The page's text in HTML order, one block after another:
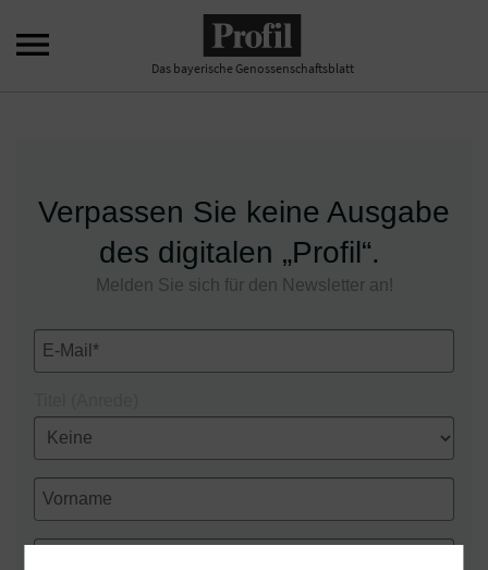

Das bayerische Genossenschaftsblatt
Verpassen Sie keine Ausgabe
des digitalen „Profil“.
Melden Sie sich für den Newsletter an!